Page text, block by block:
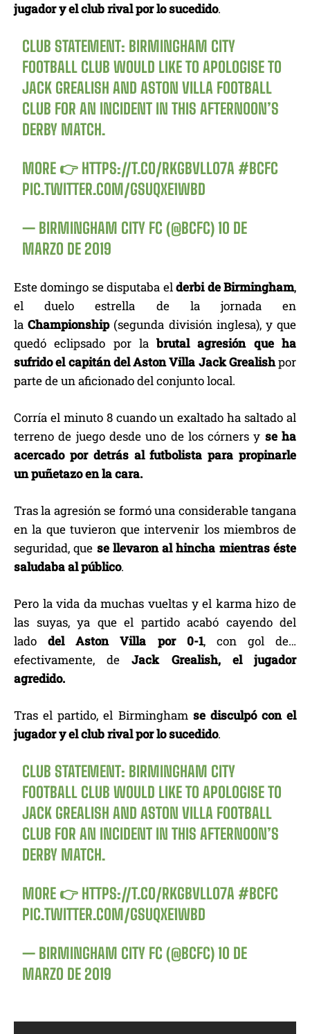
jugador y el club rival por lo sucedido.
CLUB STATEMENT: BIRMINGHAM CITY
FOOTBALL CLUB WOULD LIKE TO APOLOGISE TO
JACK GREALISH AND ASTON VILLA FOOTBALL
CLUB FOR AN INCIDENT IN THIS AFTERNOON’S
DERBY MATCH.
MORE 👉 HTTPS://T.CO/RKGBVLLO7A #BCFC
PIC.TWITTER.COM/GSUQXE1WBD
— BIRMINGHAM CITY FC (@BCFC)10 DE
MARZO DE 2019
Este domingo se disputaba elderbi de Birmingham,
el duelo estrella de la jornada en
laChampionship(segunda división inglesa), y que
quedó eclipsado por labrutal agresión que ha
sufrido el capitán del Aston Villa Jack Grealishpor
parte de un aficionado del conjunto local.
Corría el minuto 8 cuando un exaltado ha saltado al
terreno de juego desde uno de los córners y se ha
acercado por detrás al futbolista para propinarle
un puñetazo en la cara.
Tras la agresión se formó una considerable tangana
en la que tuvieron que intervenir los miembros de
seguridad, que se llevaron al hincha mientras éste
saludaba al público.
Pero la vida da muchas vueltas y el karma hizo de
las suyas, ya que el partido acabó cayendo del
ladodel Aston Villa por 0-1, con gol de…
efectivamente, deJack Grealish, el jugador
agredido.
Tras el partido, el Birmingham se disculpó con el
jugador y el club rival por lo sucedido.
CLUB STATEMENT: BIRMINGHAM CITY
FOOTBALL CLUB WOULD LIKE TO APOLOGISE TO
JACK GREALISH AND ASTON VILLA FOOTBALL
CLUB FOR AN INCIDENT IN THIS AFTERNOON’S
DERBY MATCH.
MORE 👉 HTTPS://T.CO/RKGBVLLO7A #BCFC
PIC.TWITTER.COM/GSUQXE1WBD
— BIRMINGHAM CITY FC (@BCFC)10 DE
MARZO DE 2019